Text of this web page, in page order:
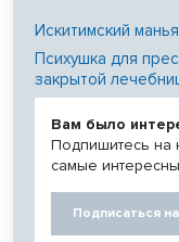
Искитимский
Психушка для
закрытой
Вам было
Подпишитесь на
самые
Подписаться